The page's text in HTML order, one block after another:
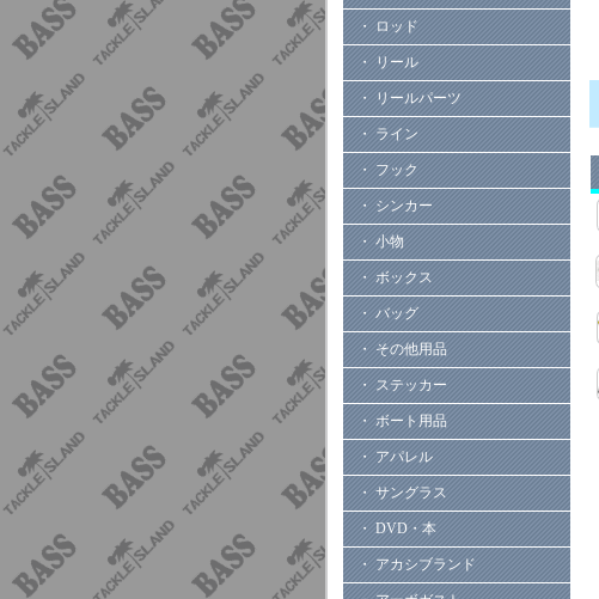
・ ロッド
・ リール
・ リールパーツ
・ ライン
・ フック
・ シンカー
・ 小物
・ ボックス
・ バッグ
・ その他用品
・ ステッカー
・ ボート用品
・ アパレル
・ サングラス
・ DVD・本
・ アカシブランド